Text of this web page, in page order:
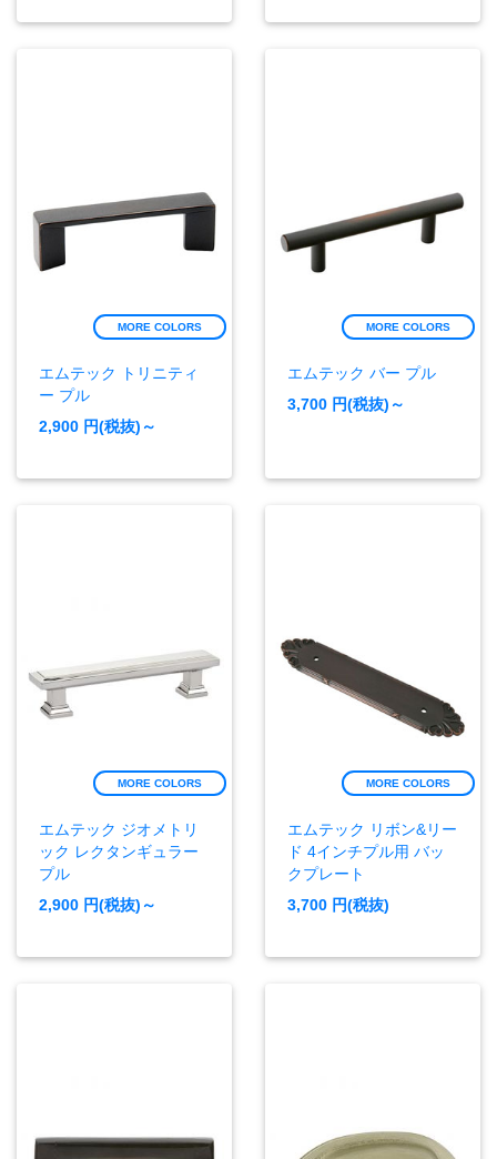
MORE COLORS
エムテック トリニティ
ー プル
2,900 円(税抜)～
MORE COLORS
エムテック バー プル
3,700 円(税抜)～
MORE COLORS
エムテック ジオメトリ
ック レクタンギュラー
プル
2,900 円(税抜)～
MORE COLORS
エムテック リボン&リー
ド 4インチプル用 バッ
クプレート
3,700 円(税抜)